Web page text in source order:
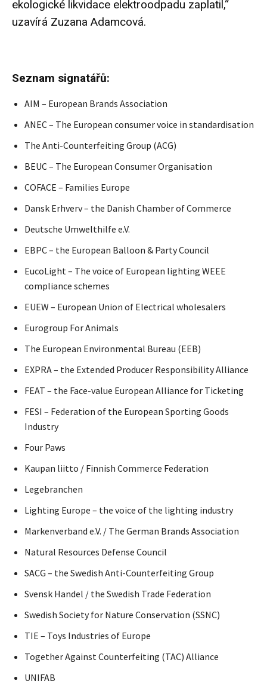
ekologické likvidace elektroodpadu zaplatil,“
uzavírá Zuzana Adamcová.
Seznam signatářů:
AIM – European Brands Association
ANEC – The European consumer voice in standardisation
The Anti-Counterfeiting Group (ACG)
BEUC – The European Consumer Organisation
COFACE – Families Europe
Dansk Erhverv – the Danish Chamber of Commerce
Deutsche Umwelthilfe e.V.
EBPC – the European Balloon & Party Council
EucoLight – The voice of European lighting WEEE
compliance schemes
EUEW – European Union of Electrical wholesalers
Eurogroup For Animals
The European Environmental Bureau (EEB)
EXPRA – the Extended Producer Responsibility Alliance
FEAT – the Face-value European Alliance for Ticketing
FESI – Federation of the European Sporting Goods
Industry
Four Paws
Kaupan liitto / Finnish Commerce Federation
Legebranchen
Lighting Europe – the voice of the lighting industry
Markenverband e.V. / The German Brands Association
Natural Resources Defense Council
SACG – the Swedish Anti-Counterfeiting Group
Svensk Handel / the Swedish Trade Federation
Swedish Society for Nature Conservation (SSNC)
TIE – Toys Industries of Europe
Together Against Counterfeiting (TAC) Alliance
UNIFAB